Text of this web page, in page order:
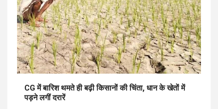
CG में बारिश थमते ही बढ़ी किसानों की चिंता, धान के खेतों में
पड़ने लगीं दरारें